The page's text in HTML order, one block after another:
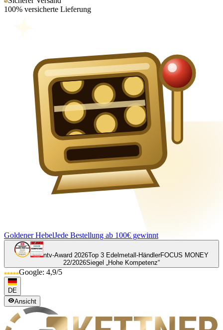
100% versicherte Lieferung
Goldener HebelJede Bestellung ab 100€ gewinnt
ntv-Award 2026Top 3 Edelmetall-HändlerFOCUS MONEY
22/2026Siegel „Hohe Kompetenz“
Google: 4,9/5
DE
Ansicht